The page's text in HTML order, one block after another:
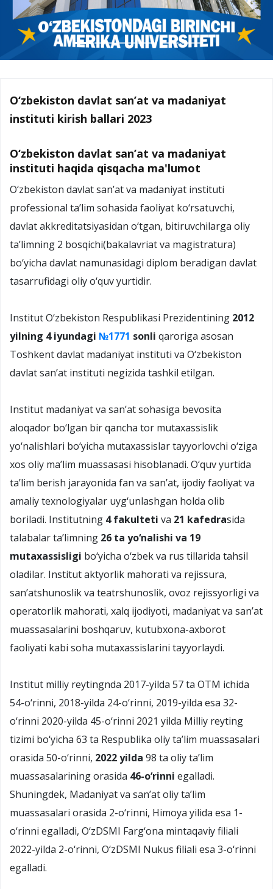
O‘zbekiston davlat san’at va madaniyat
instituti kirish ballari 2023
O‘zbekiston davlat san’at va madaniyat
instituti haqida qisqacha ma'lumot
О‘zbekiston davlat san’at va madaniyat instituti
professional ta’lim sohasida faoliyat kо‘rsatuvchi,
davlat akkreditatsiyasidan о‘tgan, bitiruvchilarga oliy
ta’limning 2 bosqichi(bakalavriat va magistratura)
bо‘yicha davlat namunasidagi diplom beradigan davlat
tasarrufidagi oliy о‘quv yurtidir.
Institut О‘zbekiston Respublikasi Prezidentining 2012
yilning 4 iyundagi №1771 sonli qaroriga asosan
Toshkent davlat madaniyat instituti va О‘zbekiston
davlat san’at instituti negizida tashkil etilgan.
Institut madaniyat va san’at sohasiga bevosita
aloqador bо‘lgan bir qancha tor mutaxassislik
yо‘nalishlari bо‘yicha mutaxassislar tayyorlovchi о‘ziga
xos oliy ma’lim muassasasi hisoblanadi. О‘quv yurtida
ta’lim berish jarayonida fan va san’at, ijodiy faoliyat va
amaliy texnologiyalar uyg‘unlashgan holda olib
boriladi. Institutning 4 fakulteti va 21 kafedrasida
talabalar ta’limning 26 ta yо‘nalishi va 19
mutaxassisligi bо‘yicha о‘zbek va rus tillarida tahsil
oladilar. Institut aktyorlik mahorati va rejissura,
san’atshunoslik va teatrshunoslik, ovoz rejissyorligi va
operatorlik mahorati, xalq ijodiyoti, madaniyat va san’at
muassasalarini boshqaruv, kutubxona-axborot
faoliyati kabi soha mutaxassislarini tayyorlaydi.
Institut milliy reytingnda 2017-yilda 57 ta OTM ichida
54-о‘rinni, 2018-yilda 24-о‘rinni, 2019-yilda esa 32-
о‘rinni 2020-yilda 45-о‘rinni 2021 yilda Milliy reyting
tizimi bо‘yicha 63 ta Respublika oliy ta’lim muassasalari
orasida 50-о‘rinni, 2022 yilda 98 ta oliy ta’lim
muassasalarining orasida 46-о‘rinni egalladi.
Shuningdek, Madaniyat va san’at oliy ta’lim
muassasalari orasida 2-о‘rinni, Himoya yilida esa 1-
о‘rinni egalladi, О‘zDSMI Farg‘ona mintaqaviy filiali
2022-yilda 2-о‘rinni, О‘zDSMI Nukus filiali esa 3-о‘rinni
egalladi.